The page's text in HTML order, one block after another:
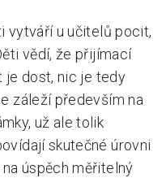
vytváří u učitelů pocit,
vědí, že přijímací
je dost, nic je tedy
záleží především na
už ale tolik
skutečné úrovni
úspěch měřitelný